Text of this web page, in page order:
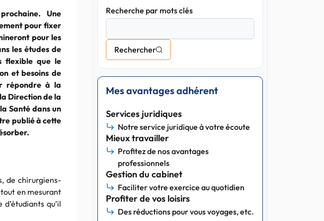
Une
pour fixer
pour les
les études de
flexible que le
et besoins de
répondre à la
Direction de la
Santé dans un
publié à cette
de chirurgiens-
en mesurant
qu’il
Recherche par mots clés
Rechercher
Mes avantages adhérent
Services juridiques
Notre service juridique à votre écoute
Mieux travailler
Profitez de nos avantages
professionnels
Gestion du cabinet
Faciliter votre exercice au quotidien
Profiter de vos loisirs
Des réductions pour vous voyages, etc.